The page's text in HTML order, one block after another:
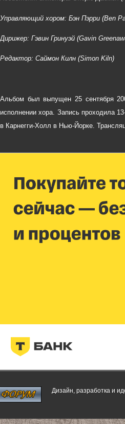
Управляющий хором: Бэн Пэрри (Ben
Дирижер: Гэвин Гринуэй (Gavin
Редактор: Саймон Килн (Simon Kiln)
Альбом был выпущен 25 сентября
исполнении хора. Запись проходила
в Карнегги-Холл в Нью-Йорке.
Дизайн, разработка и